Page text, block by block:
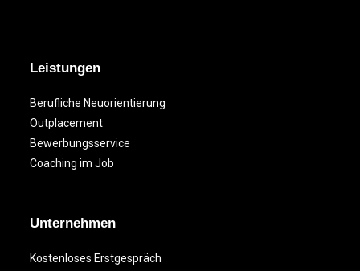
Leistungen
Berufliche Neuorientierung
Outplacement
Bewerbungsservice
Coaching im Job
Unternehmen
Kostenloses Erstgespräch